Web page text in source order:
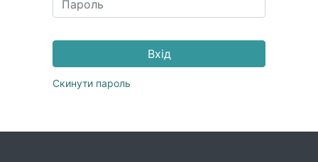
Вхід
Скинути пароль